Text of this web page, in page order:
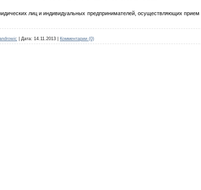
лиц и индивидуальных предпринимателей, осуществляющих
Дата: 14.11.2013 Комментарии (0)